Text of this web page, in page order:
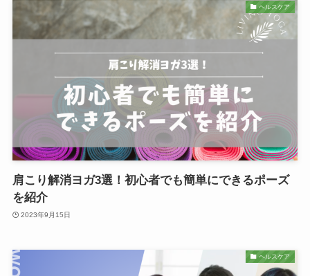
ヘルスケア
肩こり解消ヨガ3選！初心者でも簡単にできるポーズ
を紹介
2023年9月15日
ヘルスケア